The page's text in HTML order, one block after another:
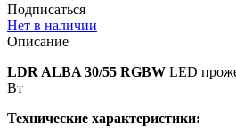
Подписаться
Нет в наличии
Описание
LDR ALBA 30/55 RGBW LED
Вт
Технические характеристики: